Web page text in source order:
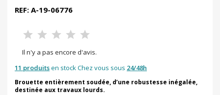
REF: A-19-06776
Il n'y a pas encore d'avis.
11 produitsen stock Chez vous sous 24/48h
Brouette entièrement soudée, d’une robustesse inégalée,
destinée aux travaux lourds.